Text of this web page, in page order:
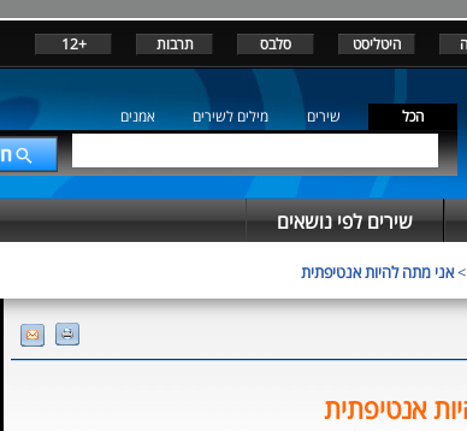
היטליסט סלבס תרבות +12
הכל שירים מילים לשירים אמנים
שירים לפי נושאים
>אני מתה להיות אנטיפתית
אנטיפתית